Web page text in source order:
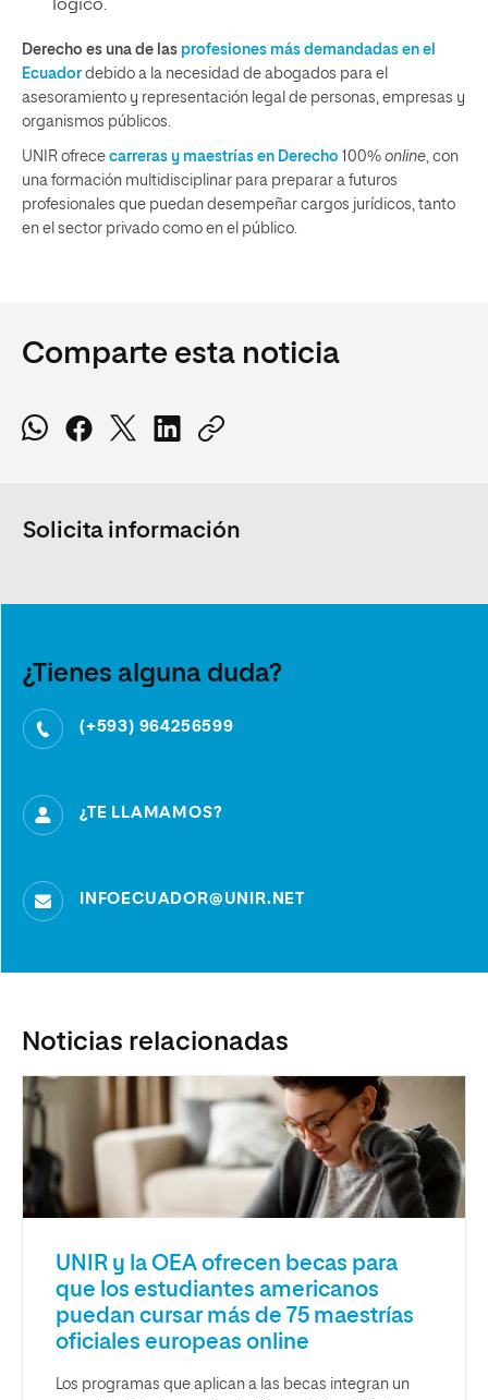
lógico.
Derecho es una de las profesiones más demandadas en el
Ecuador debido a la necesidad de abogados para el
asesoramiento y representación legal de personas, empresas y
organismos públicos.
UNIR ofrece carreras y maestrías en Derecho 100% online, con
una formación multidisciplinar para preparar a futuros
profesionales que puedan desempeñar cargos jurídicos, tanto
en el sector privado como en el público.
Comparte esta noticia
Solicita información
¿Tienes alguna duda?
(+593) 964256599
¿TE LLAMAMOS?
INFOECUADOR@UNIR.NET
Noticias relacionadas
UNIR y la OEA ofrecen becas para
que los estudiantes americanos
puedan cursar más de 75 maestrías
oficiales europeas online
Los programas que aplican a las becas integran un